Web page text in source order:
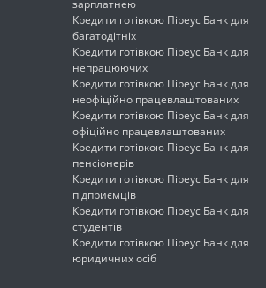
зарплатнею
Кредити готівкою Піреус Банк для
багатодітніх
Кредити готівкою Піреус Банк для
непрацюючих
Кредити готівкою Піреус Банк для
неофіційно працевлаштованих
Кредити готівкою Піреус Банк для
офіційно працевлаштованих
Кредити готівкою Піреус Банк для
пенсіонерів
Кредити готівкою Піреус Банк для
підприємців
Кредити готівкою Піреус Банк для
студентів
Кредити готівкою Піреус Банк для
юридичних осіб